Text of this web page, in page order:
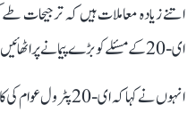
اتنے زیادہ معاملات ہیں کہ ترجیحات
ای-20 کے مسئلے کو بڑے پیمانے پر اٹھائیں گے۔‘‘
انہوں نے کہا کہ ای-